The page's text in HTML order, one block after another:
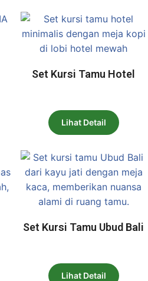
Set Kursi Tamu Hotel
Lihat Detail
Set Kursi Tamu Ubud Bali
Lihat Detail